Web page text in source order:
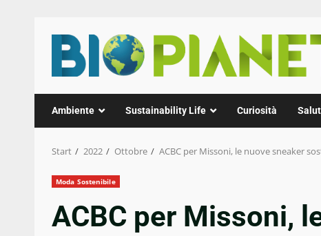
Inhalt
springen
Ambiente Sustainability Life Curiosità
Start 2022 Ottobre ACBC per Missoni, le nuove sneaker
Moda Sostenibile
ACBC per Missoni,